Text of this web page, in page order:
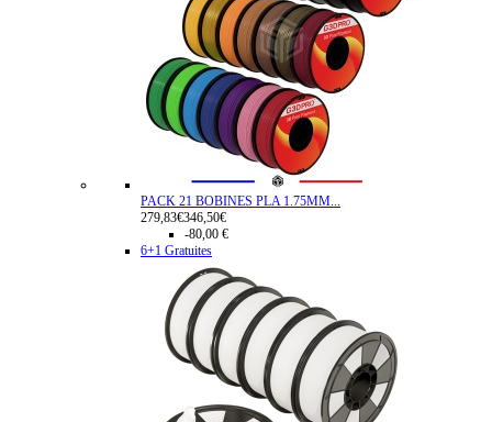
PACK 21 BOBINES PLA 1.75MM...
279,83€346,50€
-80,00 €
6+1 Gratuites